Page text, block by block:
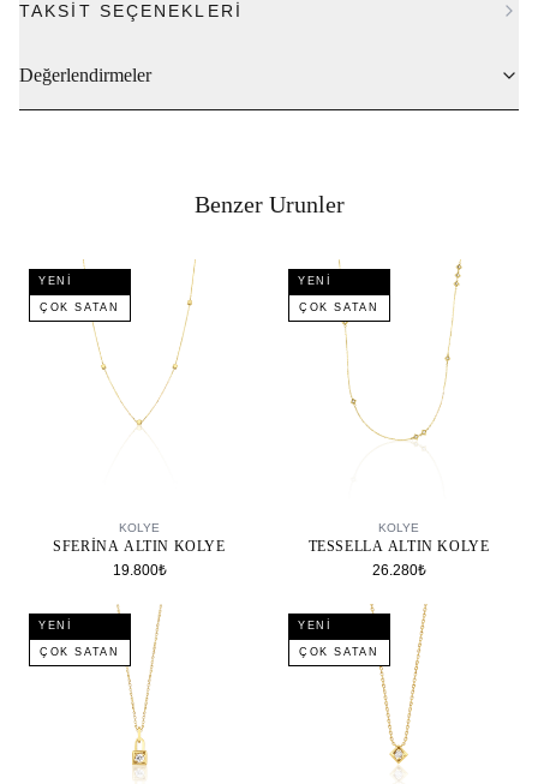
TAKSIT SEÇENEKLERI
Değerlendirmeler
Benzer Urunler
YENI
ÇOK SATAN
KOLYE
SFERINA ALTIN KOLYE
19.800₺
YENI
ÇOK SATAN
KOLYE
TESSELLA ALTIN KOLYE
26.280₺
YENI
ÇOK SATAN
YENI
ÇOK SATAN